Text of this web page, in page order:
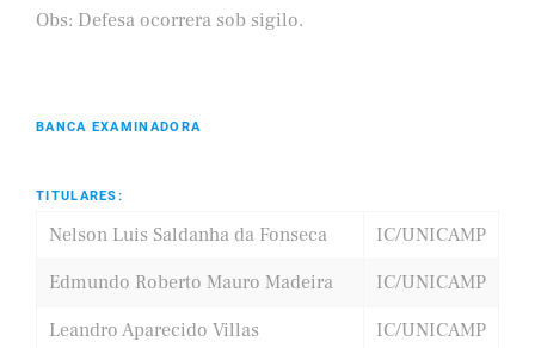
Obs: Defesa ocorrera sob sigilo.
BANCA EXAMINADORA
TITULARES:
Nelson Luis Saldanha da Fonseca
IC/UNICAMP
Edmundo Roberto Mauro Madeira
IC/UNICAMP
Leandro Aparecido Villas
IC/UNICAMP